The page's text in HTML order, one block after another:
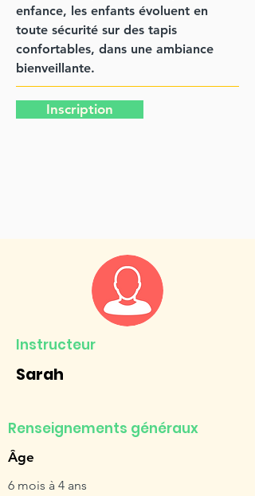
enfance, les enfants évoluent en
toute sécurité sur des tapis
confortables, dans une ambiance
bienveillante.
Inscription
Instructeur
Sarah
Renseignements généraux
Âge
6 mois à 4 ans